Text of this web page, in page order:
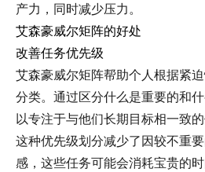
产力，同时减少压力。
艾森豪威尔矩阵的好处
改善任务优先级
艾森豪威尔矩阵帮助个人根据紧
分类。通过区分什么是重要的和
以专注于与他们长期目标相一致的
这种优先级划分减少了因较不重
感，这些任务可能会消耗宝贵的